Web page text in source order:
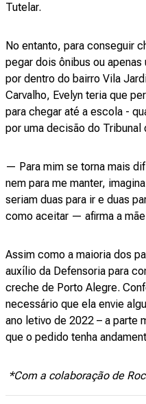
Tutelar.
No entanto, para conseguir
pegar dois ônibus ou
por dentro do bairro Vila
Carvalho, Evelyn teria que
para chegar até a escola -
por uma decisão do Tribunal
— Para mim se torna mais
nem para me manter,
seriam duas para ir e duas
como aceitar — afirma a mãe
Assim como a maioria dos
auxílio da Defensoria para
creche de Porto Alegre.
necessário que ela envie
ano letivo de 2022 – a parte
que o pedido tenha
*Com a colaboração de